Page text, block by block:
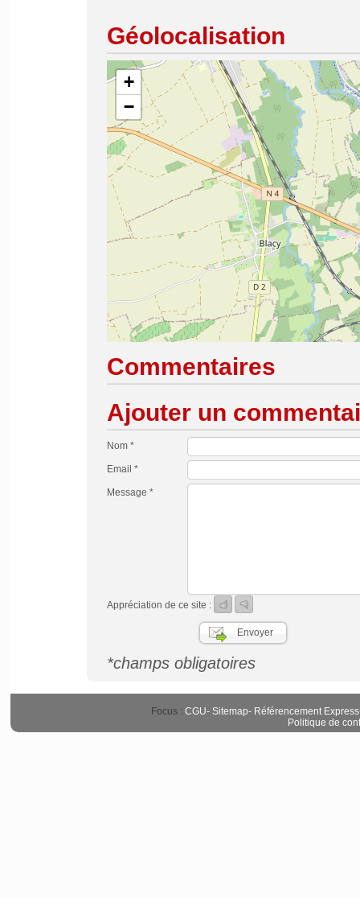
Géolocalisation
+
−
Commentaires
Ajouter un
Nom *
Email *
Message *
Appréciation de ce site :
*champs obligatoires
Focus : CGU- Sitemap- Référencement Express
Politique de